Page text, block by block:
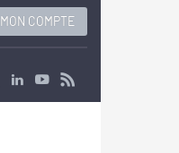
MON COMPTE